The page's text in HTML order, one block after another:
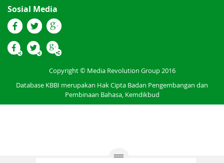
Sosial Media
Copyright © Media Revolution Group 2016
Database KBBI merupakan Hak Cipta Badan Pengembangan dan
Pembinaan Bahasa, Kemdikbud